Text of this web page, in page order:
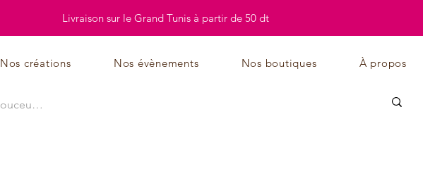
Livraison sur le Grand Tunis à partir de 50 dt
Nos créations Nos évènements Nos boutiques À propos